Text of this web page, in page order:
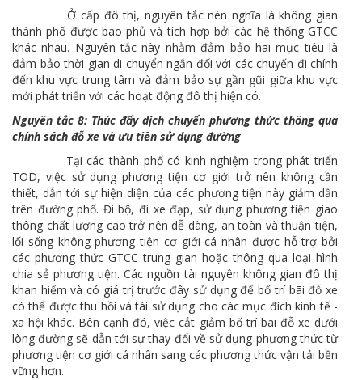
Ở cấp đô thị, nguyên tắc nén nghĩa là không gian
thành phố được bao phủ và tích hợp bởi các hệ thống GTCC
khác nhau. Nguyên tắc này nhằm đảm bảo hai mục tiêu là
đảm bảo thời gian di chuyển ngắn đối với các chuyến đi chính
đến khu vực trung tâm và đảm bảo sự gần gũi giữa khu vực
mới phát triển với các hoạt động đô thị hiện có.
Nguyên tắc 8: Thúc đẩy dịch chuyển phương thức thông qua
chính sách đỗ xe và ưu tiên sử dụng đường
Tại các thành phố có kinh nghiệm trong phát triển
TOD, việc sử dụng phương tiện cơ giới trở nên không cần
thiết, dẫn tới sự hiện diện của các phương tiện này giảm dần
trên đường phố. Đi bộ, đi xe đạp, sử dụng phương tiện giao
thông chất lượng cao trở nên dễ dàng, an toàn và thuận tiện,
lối sống không phương tiện cơ giới cá nhân được hỗ trợ bởi
các phương thức GTCC trung gian hoặc thông qua loại hình
chia sẻ phương tiện. Các nguồn tài nguyên không gian đô thị
khan hiếm và có giá trị trước đây sử dụng để bố trí bãi đỗ xe
có thể được thu hồi và tái sử dụng cho các mục đích kinh tế -
xã hội khác. Bên cạnh đó, việc cắt giảm bố trí bãi đỗ xe dưới
lòng đường sẽ dẫn tới sự thay đổi về sử dụng phương thức từ
phương tiện cơ giới cá nhân sang các phương thức vận tải bền
vững hơn.